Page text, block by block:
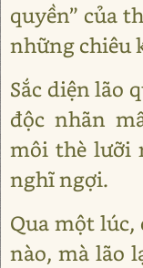
quyền” của
những chiêu
Sắc diện lão
độc nhãn
môi thè lưỡi
nghĩ ngợi.
Qua một lúc,
nào, mà lão